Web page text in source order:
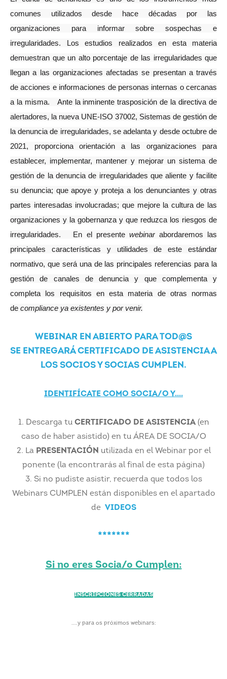
comunes utilizados desde hace décadas por las
organizaciones para informar sobre sospechas e
irregularidades. Los estudios realizados en esta materia
demuestran que un alto porcentaje de las irregularidades que
llegan a las organizaciones afectadas se presentan a través
de acciones e informaciones de personas internas o cercanas
a la misma. Ante la inminente trasposición de la directiva de
alertadores, la nueva UNE-ISO 37002, Sistemas de gestión de
la denuncia de irregularidades, se adelanta y desde octubre de
2021, proporciona orientación a las organizaciones para
establecer, implementar, mantener y mejorar un sistema de
gestión de la denuncia de irregularidades que aliente y facilite
su denuncia; que apoye y proteja a los denunciantes y otras
partes interesadas involucradas; que mejore la cultura de las
organizaciones y la gobernanza y que reduzca los riesgos de
irregularidades. En el presente webinarabordaremos las
principales características y utilidades de este estándar
normativo, que será una de las principales referencias para la
gestión de canales de denuncia y que complementa y
completa los requisitos en esta materia de otras normas
de compliance ya existentes y por venir.
WEBINAR EN ABIERTO PARA TOD@S
SE ENTREGARÁ CERTIFICADO DE ASISTENCIA A
LOS SOCIOS Y SOCIAS CUMPLEN.
IDENTIFÍCATE COMO SOCIA/O Y....
1. Descarga tu CERTIFICADO DE ASISTENCIA (en
caso de haber asistido) en tu ÁREA DE SOCIA/O
2. La PRESENTACIÓN utilizada en el Webinar por el
ponente (la encontrarás al final de esta página)
3. Si no pudiste asistir, recuerda que todos los
Webinars CUMPLEN están disponibles en el apartado
de VIDEOS
*******
Si no eres Socia/o Cumplen:
INSCRIPCIONES CERRADAS
....y para os próximos webinars: